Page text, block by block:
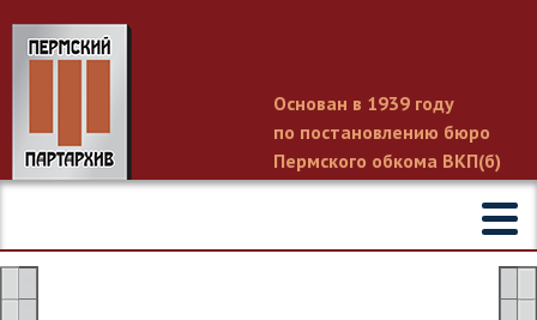
Основан в 1939 году
по постановлению бюро
Пермского обкома ВКП(б)